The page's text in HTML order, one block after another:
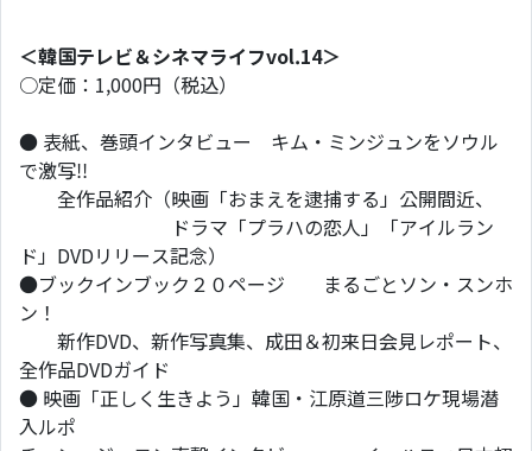
＜韓国テレビ＆シネマライフvol.14＞
○定価：1,000円（税込）
● 表紙、巻頭インタビュー キム・ミンジュンをソウル
で激写!!
全作品紹介（映画「おまえを逮捕する」公開間近、
ドラマ「プラハの恋人」「アイルラン
ド」DVDリリース記念）
●ブックインブック２０ページ まるごとソン・スンホ
ン！
新作DVD、新作写真集、成田＆初来日会見レポート、
全作品DVDガイド
● 映画「正しく生きよう」韓国・江原道三陟ロケ現場潜
入ルポ